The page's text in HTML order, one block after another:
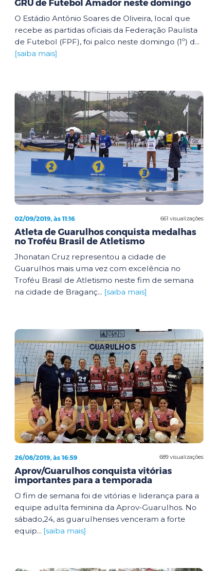
GRU de Futebol Amador neste domingo
O Estádio Antônio Soares de Oliveira, local que
recebe as partidas oficiais da Federação Paulista
de Futebol (FPF), foi palco neste domingo (1º) d...
[saiba mais]
661 visualizações
02/09/2019, às 11:16
Atleta de Guarulhos conquista medalhas
no Troféu Brasil de Atletismo
Jhonatan Cruz representou a cidade de
Guarulhos mais uma vez com excelência no
Troféu Brasil de Atletismo neste fim de semana
na cidade de Braganç... [saiba mais]
689 visualizações
26/08/2019, às 16:59
Aprov/Guarulhos conquista vitórias
importantes para a temporada
O fim de semana foi de vitórias e liderança para a
equipe adulta feminina da Aprov-Guarulhos. No
sábado,24, as guarulhenses venceram a forte
equip... [saiba mais]